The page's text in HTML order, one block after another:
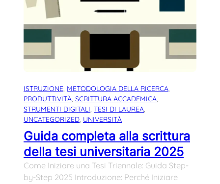
ISTRUZIONE, METODOLOGIA DELLA RICERCA
PRODUTTIVITÀ, SCRITTURA ACCADEMICA
STRUMENTI DIGITALI, TESI DI LAUREA
UNCATEGORIZED, UNIVERSITÀ
Guida completa alla scrittura
della tesi universitaria 2025
Come Iniziare una Tesi Triennale: Guida Step-
by-Step 2025 Introduzione: Perché Iniziare